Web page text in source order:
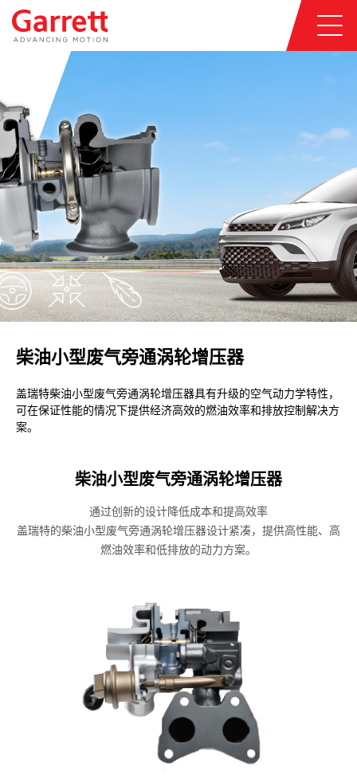
柴油小型废气旁通涡轮增压器
盖瑞特柴油小型废气旁通涡轮增压器具有升级的空气动力学特性，
可在保证性能的情况下提供经济高效的燃油效率和排放控制解决方
案。
柴油小型废气旁通涡轮增压器
通过创新的设计降低成本和提高效率
盖瑞特的柴油小型废气旁通涡轮增压器设计紧凑，提供高性能、高
燃油效率和低排放的动力方案。